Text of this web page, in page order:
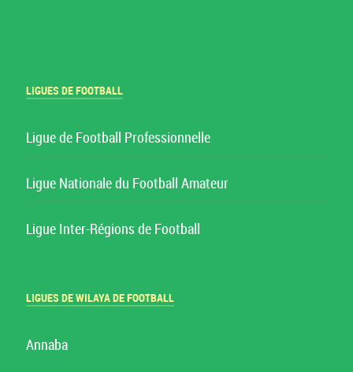
LIGUES DE FOOTBALL
Ligue de Football Professionnelle
Ligue Nationale du Football Amateur
Ligue Inter-Régions de Football
LIGUES DE WILAYA DE FOOTBALL
Annaba